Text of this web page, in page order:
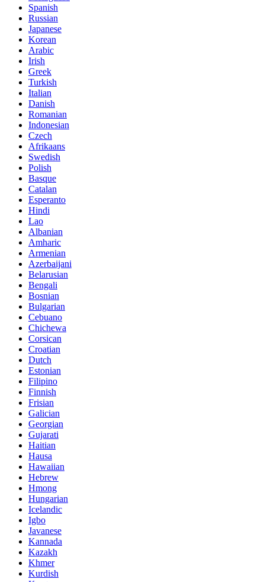
Spanish
Russian
Japanese
Korean
Arabic
Irish
Greek
Turkish
Italian
Danish
Romanian
Indonesian
Czech
Afrikaans
Swedish
Polish
Basque
Catalan
Esperanto
Hindi
Lao
Albanian
Amharic
Armenian
Azerbaijani
Belarusian
Bengali
Bosnian
Bulgarian
Cebuano
Chichewa
Corsican
Croatian
Dutch
Estonian
Filipino
Finnish
Frisian
Galician
Georgian
Gujarati
Haitian
Hausa
Hawaiian
Hebrew
Hmong
Hungarian
Icelandic
Igbo
Javanese
Kannada
Kazakh
Khmer
Kurdish